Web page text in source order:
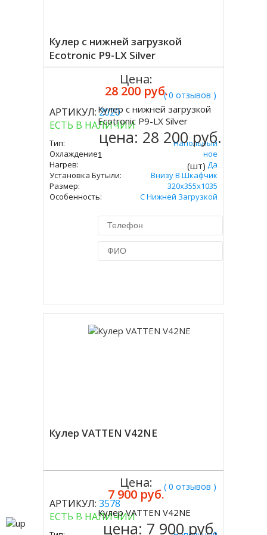
Кулер с нижней загрузкой
Ecotronic P9-LX Silver
( 0 отзывов )
АРТИКУЛ:2020
ЕСТЬ В НАЛИЧИИ
Тип:
Напольный
Охлаждение:
Компрессорное
Нагрев:
Да
Установка Бутыли:
Внизу В Шкафчик
Размер:
320x355х1035
Особенность:
С Нижней Загрузкой
Цена:
28 200 руб.
Купить
Кулер с нижней загрузкой
Ecotronic P9-LX Silver
цена: 28 200 руб.
(шт)
Кулер VATTEN V42NE
( 0 отзывов )
АРТИКУЛ: 3578
ЕСТЬ В НАЛИЧИИ
Цена:
7 900 руб.
Купить
Кулер VATTEN V42NE
цена: 7 900 руб.